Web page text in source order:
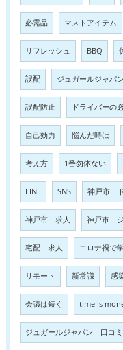
必需品 マストアイテム
リフレッシュ BBQ
誤配 ジュガールジャパ
誤配防止 ドライバーの
自己効力 悩んだ時は
考え方 1番勿体ない
LINE SNS 神戸市
神戸市 求人 神戸市 ジ
宅配 求人 コロナ禍で
リモート 新常識 感
会議は短く time is
ジュガールジャパン 口コミ